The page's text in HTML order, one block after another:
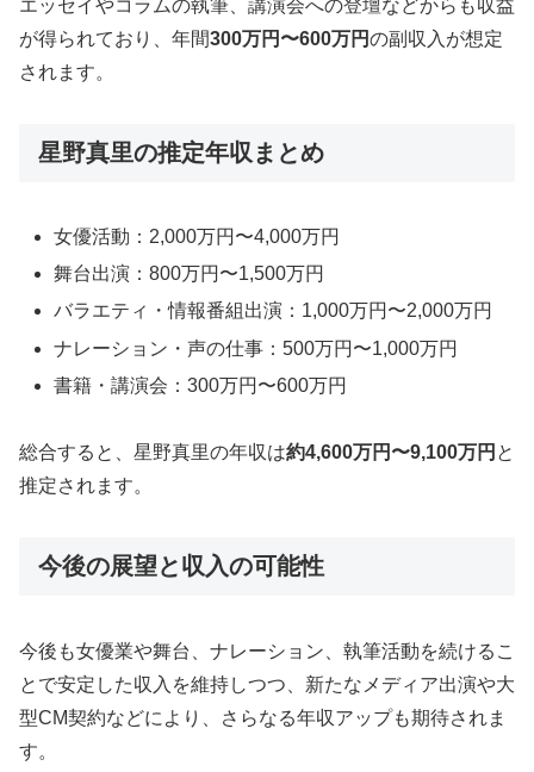
エッセイやコラムの執筆、講演会への登壇などからも収益
が得られており、年間300万円〜600万円の副収入が想定
されます。
星野真里の推定年収まとめ
女優活動：2,000万円〜4,000万円
舞台出演：800万円〜1,500万円
バラエティ・情報番組出演：1,000万円〜2,000万円
ナレーション・声の仕事：500万円〜1,000万円
書籍・講演会：300万円〜600万円
総合すると、星野真里の年収は約4,600万円〜9,100万円 と
推定されます。
今後の展望と収入の可能性
今後も女優業や舞台、ナレーション、執筆活動を続けるこ
とで安定した収入を維持しつつ、新たなメディア出演や大
型CM契約などにより、さらなる年収アップも期待されま
す。